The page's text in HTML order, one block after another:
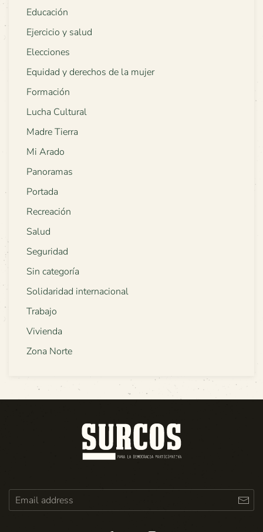
Educación
Ejercicio y salud
Elecciones
Equidad y derechos de la mujer
Formación
Lucha Cultural
Madre Tierra
Mi Arado
Panoramas
Portada
Recreación
Salud
Seguridad
Sin categoría
Solidaridad internacional
Trabajo
Vivienda
Zona Norte